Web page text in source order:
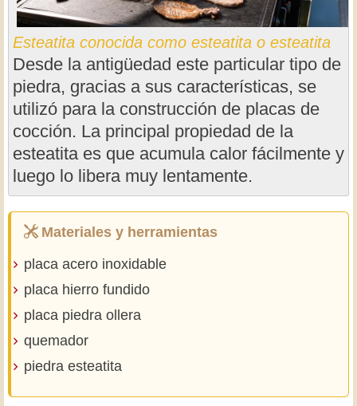
Esteatita conocida como esteatita o esteatita
Desde la antigüedad este particular tipo de
piedra, gracias a sus características, se
utilizó para la construcción de placas de
cocción. La principal propiedad de la
esteatita es que acumula calor fácilmente y
luego lo libera muy lentamente.
Materiales y herramientas
placa acero inoxidable
placa hierro fundido
placa piedra ollera
quemador
piedra esteatita